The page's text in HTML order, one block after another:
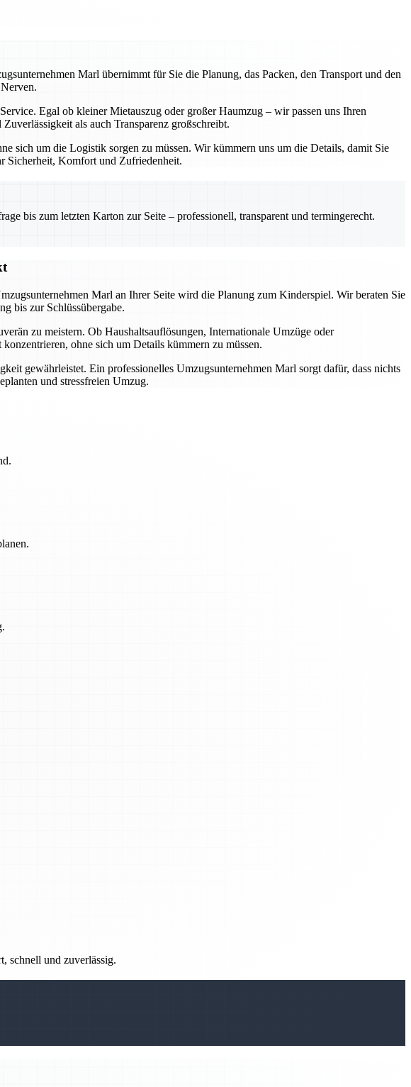
Marl übernimmt für Sie die Planung, das Packen, den Transport und den
Egal ob kleiner Mietauszug oder großer Haumzug – wir passen uns Ihren
als auch Transparenz großschreibt.
sich um die Logistik sorgen zu müssen. Wir kümmern uns um die Details, damit Sie
Sicherheit, Komfort und Zufriedenheit.
bis zum letzten Karton zur Seite – professionell, transparent und termingerecht.
Marl an Ihrer Seite wird die Planung zum Kinderspiel. Wir beraten Sie
bis zur Schlüssübergabe.
zu meistern. Ob Haushaltsauflösungen, Internationale Umzüge oder
ohne sich um Details kümmern zu müssen.
gewährleistet. Ein professionelles Umzugsunternehmen Marl sorgt dafür, dass nichts
und stressfreien Umzug.
schnell und zuverlässig.